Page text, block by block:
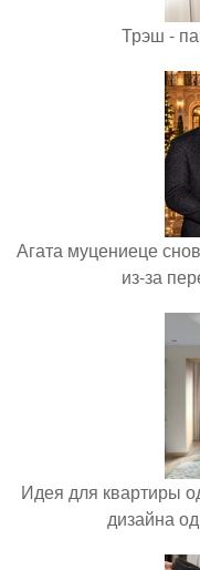
Трэш -
Агата муцениеце
из-за
Идея для квартиры
дизайна